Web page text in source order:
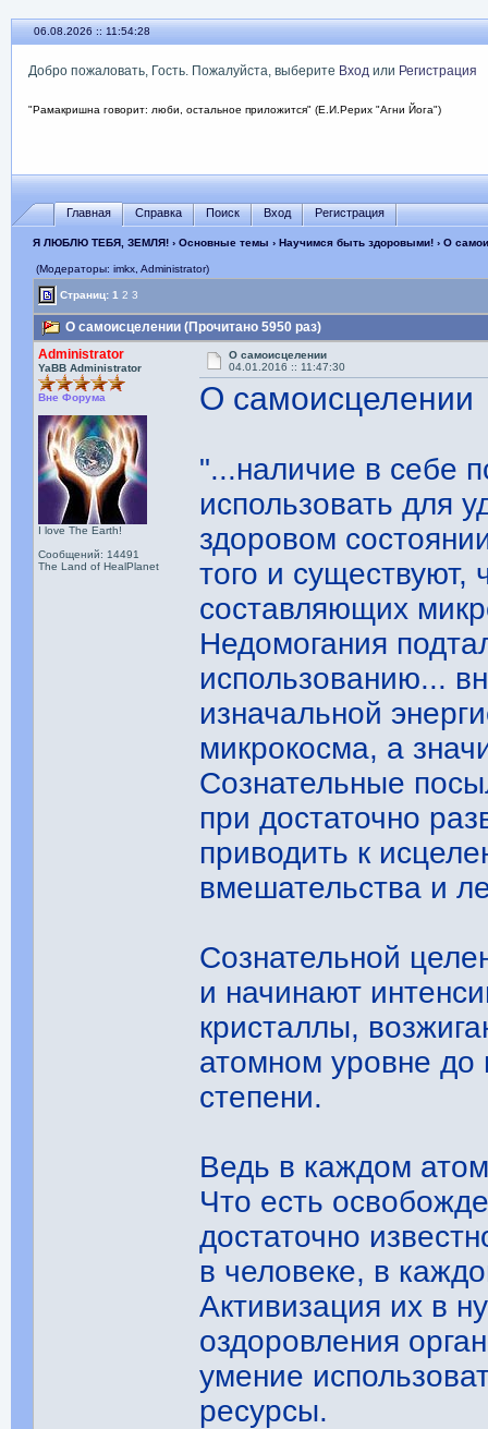
06.08.2026 :: 11:54:30
Добро пожаловать, Гость. Пожалуйста, выберите Входили Регистрация
"Рамакришна говорит: люби, остальное приложится" (Е.И.Рерих "Агни Йога")
Главная Справка Поиск Вход Регистрация
Я ЛЮБЛЮ ТЕБЯ, ЗЕМЛЯ!› Основные темы › Научимся быть здоровыми!› О
(Модераторы: imkx, Administrator)
Страниц:1 2 3
О самоисцелении (Прочитано 5950 раз)
Administrator
YaBB Administrator
Вне Форума
I love The Earth!
Сообщений: 14491
The Land of HealPlanet
О самоисцелении
04.01.2016 :: 11:47:30
О самоисцелении
"...наличие в себе
использовать для
здоровом
того и
составляющих
Недомогания
использованию...
изначальной
микрокосма, а
Сознательные
при достаточно
приводить к
вмешательства и
Сознательной
и начинают
кристаллы,
атомном уровне до
степени.
Ведь в каждом
Что есть
достаточно
в человеке, в
Активизация их в
оздоровления
умение
ресурсы.